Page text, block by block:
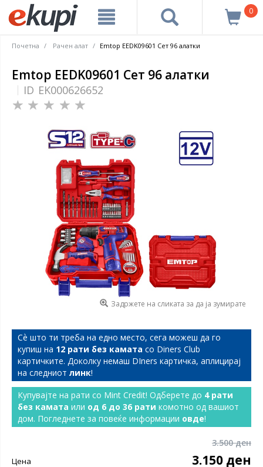
0
Почетна Рачен алат Emtop EEDK09601 Сет 96 алатки
Emtop EEDK09601 Сет 96 алатки
ID EK000626652
Задржете на сликата за да ја зумирате
Сѐ што ти треба на едно место, сега можеш да го
купиш на 12 рати без камата со Diners Club
картичките. Доколку немаш DIners картичка, аплицирај
на следниот линк!
Купувајте на рати со Mint Credit! Одберете до 4 рати
без камата или од 6 до 36 рати комотно од вашиот
дом. Погледнете за повеќе информации овде!
3.500 ден
Цена 3.150 ден